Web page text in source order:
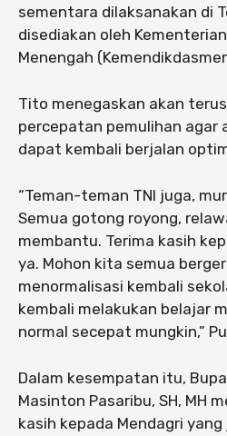
sementara dilaksanakan di
disediakan oleh
Menengah
Tito menegaskan akan
percepatan pemulihan agar
dapat kembali berjalan
“Teman-teman TNI juga,
Semua gotong royong,
membantu. Terima kasih
ya. Mohon kita semua
menormalisasi kembali
kembali melakukan belajar
normal secepat mungkin,”
Dalam kesempatan itu,
Masinton Pasaribu, SH, MH
kasih kepada Mendagri